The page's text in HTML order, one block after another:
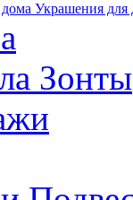
Украшения для
Зонты